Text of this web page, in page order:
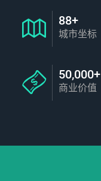
88+
城市坐标
50,000+
商业价值